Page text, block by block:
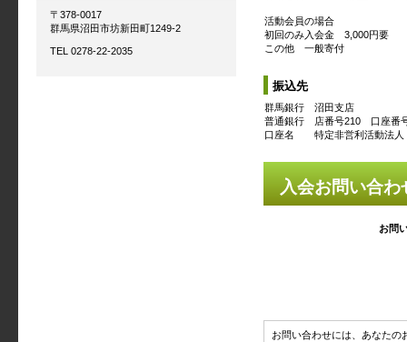
活動会員の場合
初回のみ入会金 3,000円要
この他 一般寄付
振込先
群馬銀行 沼田支店
普通銀行 店番号210 口座番
口座名 特定非営利活動法
入会お問い合わ
お問
お問い合わせには、あなたの
〒378-0017
群馬県沼田市坊新田町1249-2
TEL 0278-22-2035